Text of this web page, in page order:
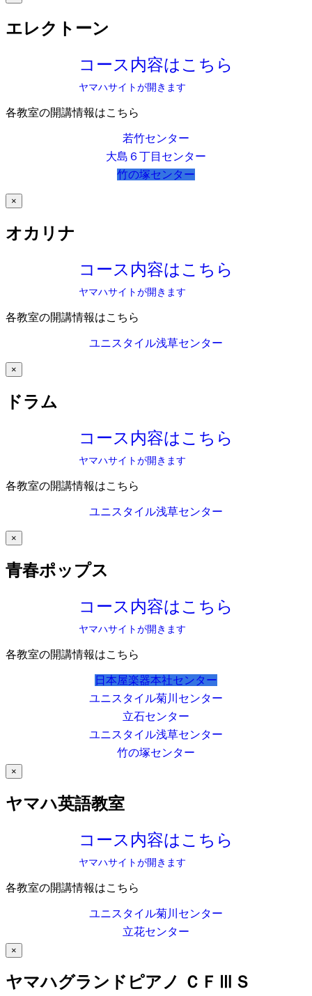
エレクトーン
コース内容はこちら
ヤマハサイトが開きます
各教室の開講情報はこちら
若竹センター
大島６丁目センター
竹の塚センター
×
オカリナ
コース内容はこちら
ヤマハサイトが開きます
各教室の開講情報はこちら
ユニスタイル浅草センター
×
ドラム
コース内容はこちら
ヤマハサイトが開きます
各教室の開講情報はこちら
ユニスタイル浅草センター
×
青春ポップス
コース内容はこちら
ヤマハサイトが開きます
各教室の開講情報はこちら
日本屋楽器本社センター
ユニスタイル菊川センター
立石センター
ユニスタイル浅草センター
竹の塚センター
×
ヤマハ英語教室
コース内容はこちら
ヤマハサイトが開きます
各教室の開講情報はこちら
ユニスタイル菊川センター
立花センター
×
ヤマハグランドピアノ ＣＦⅢＳ